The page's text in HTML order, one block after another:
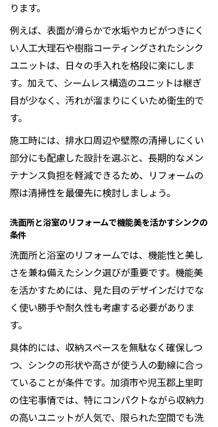
ります。
例えば、表面が滑らかで水垢やカビがつきにく
い人工大理石や樹脂コーティングされたシンク
ユニットは、日々の手入れを格段に楽にしま
す。加えて、シームレス構造のユニットは継ぎ
目が少なく、汚れが溜まりにくいため衛生的で
す。
施工時には、排水口周辺や壁際の清掃しにくい
部分にも配慮した設計を選ぶと、長期的なメン
テナンス負担を軽減できるため、リフォームの
際は清掃性を最優先に検討しましょう。
洗面所と浴室のリフォームで機能美を活かすシンクの
条件
洗面所と浴室のリフォームでは、機能性と美し
さを兼ね備えたシンク選びが重要です。機能美
を活かすためには、見た目のデザインだけでな
く使い勝手や耐久性も考慮する必要がありま
す。
具体的には、収納スペースを無駄なく確保しつ
つ、シンクの形状や高さが使う人の動線に合っ
ていることが条件です。加須市や児玉郡上里町
の住宅事情では、特にコンパクトながら収納力
の高いユニットが人気で、限られた空間でも洗